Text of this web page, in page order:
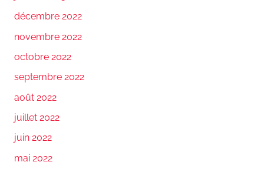
décembre 2022
novembre 2022
octobre 2022
septembre 2022
août 2022
juillet 2022
juin 2022
mai 2022